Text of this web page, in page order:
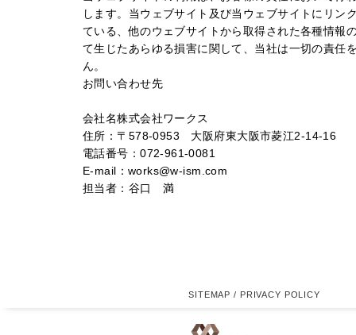
します。当ウェブサイト及び当ウェブサイトにリン
ている、他のウェブサイトから取得された各種情報
て生じたあらゆる損害に関して、当社は一切の責任
ん。
お問い合わせ先
会社名株式会社ワークス
住所：〒578-0953 大阪府東大阪市菱江2-14-16
電話番号：072-961-0081
E-mail：works@w-ism.com
担当者：谷口 満
SITEMAP / PRIVACY POLICY